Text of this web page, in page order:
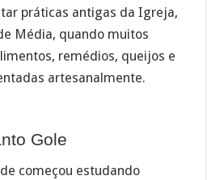
práticas antigas da Igreja,
Média, quando muitos
remédios, queijos e
artesanalmente.
Gole
começou estudando